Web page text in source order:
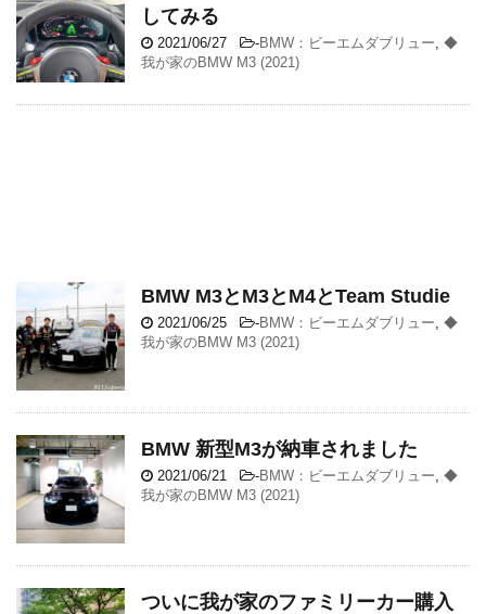
してみる
2021/06/27 -BMW：ビーエムダブリュー, ◆
我が家のBMW M3 (2021)
BMW M3とM3とM4とTeam Studie
2021/06/25 -BMW：ビーエムダブリュー, ◆
我が家のBMW M3 (2021)
BMW 新型M3が納車されました
2021/06/21 -BMW：ビーエムダブリュー, ◆
我が家のBMW M3 (2021)
ついに我が家のファミリーカー購入